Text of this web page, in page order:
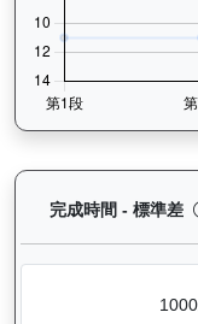
完成時間 - 標準差